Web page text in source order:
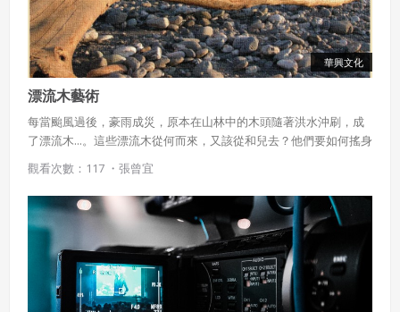
華興文化
漂流木藝術
每當颱風過後，豪雨成災，原本在山林中的木頭隨著洪水沖刷，成
了漂流木...。這些漂流木從何而來，又該從和兒去？他們要如何搖身
一變，成為美麗的藝術品呢？ 跟著此章節，一起來探索漂流木的前
身今世吧！
觀看次數：117 ・ 張曾宜